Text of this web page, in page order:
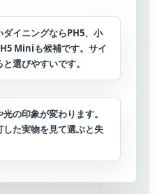
イニングならPH5、小
Miniも候補です。サイ
選びやすいです。
の印象が変わります。
た実物を見て選ぶと失